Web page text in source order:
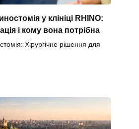
у клініці RHINO:
і кому вона потрібна
Хірургічне рішення для